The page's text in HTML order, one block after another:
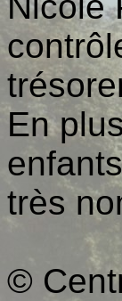
En
très
©